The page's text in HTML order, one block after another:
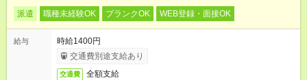
派遣 職種未経験OK ブランクOK WEB登録・面接OK
給与
時給1400円
交通費別途支給あり
交通費 全額支給